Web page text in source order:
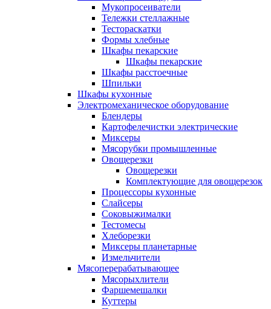
Мукопросеиватели
Тележки стеллажные
Тестораскатки
Формы хлебные
Шкафы пекарские
Шкафы пекарские
Шкафы расстоечные
Шпильки
Шкафы кухонные
Электромеханическое оборудование
Блендеры
Картофелечистки электрические
Миксеры
Мясорубки промышленные
Овощерезки
Овощерезки
Комплектующие для овощерезок
Процессоры кухонные
Слайсеры
Соковыжималки
Тестомесы
Хлеборезки
Миксеры планетарные
Измельчители
Мясоперерабатывающее
Мясорыхлители
Фаршемешалки
Куттеры